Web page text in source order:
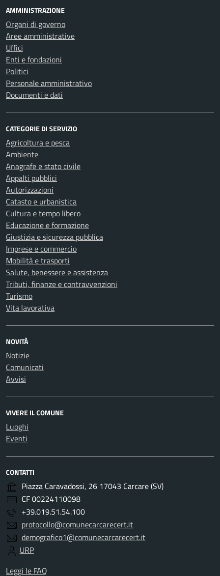
AMMINISTRAZIONE
Organi di governo
Aree amministrative
Uffici
Enti e fondazioni
Politici
Personale amministrativo
Documenti e dati
CATEGORIE DI SERVIZIO
Agricoltura e pesca
Ambiente
Anagrafe e stato civile
Appalti pubblici
Autorizzazioni
Catasto e urbanistica
Cultura e tempo libero
Educazione e formazione
Giustizia e sicurezza pubblica
Imprese e commercio
Mobilità e trasporti
Salute, benessere e assistenza
Tributi, finanze e contravvenzioni
Turismo
Vita lavorativa
NOVITÀ
Notizie
Comunicati
Avvisi
VIVERE IL COMUNE
Luoghi
Eventi
CONTATTI
Piazza Caravadossi, 26 17043 Carcare (SV)
CF 00224110098
+39.019.51.54.100
protocollo@comunecarcarecert.it
demografico1@comunecarcarecert.it
URP
Leggi le FAQ